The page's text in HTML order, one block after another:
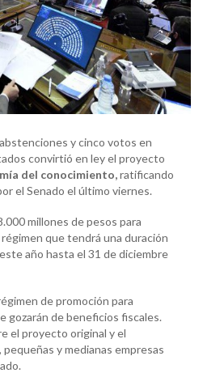
y cinco votos en
convirtió en ley el proyecto
del conocimiento,ratificando
el Senado el último viernes.
millones de pesos para
que tendrá una duración
año hasta el 31 de diciembre
de promoción para
gozarán de beneficios fiscales.
el proyecto original y el
y medianas empresas